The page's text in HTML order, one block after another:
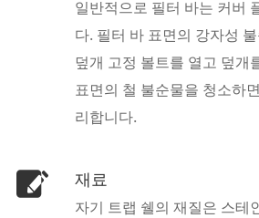
일반적으로 필터 바는 커버
다. 필터 바 표면의 강자성
덮개 고정 볼트를 열고 덮개
표면의 철 불순물을 청소하
리합니다.
재료
자기 트랩 쉘의 재질은 스테